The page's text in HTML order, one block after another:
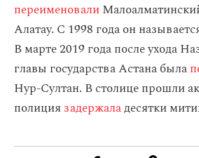
переименовали
Алатау. С 1998 года он
В марте 2019 года после ухода
главы государства Астана была
Нур-Султан. В столице прошли
полиция задержаладесятки